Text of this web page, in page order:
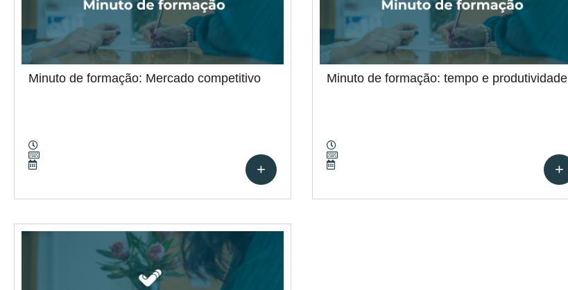
Minuto de formação: Mercado competitivo
+
Minuto de formação: tempo e produtividade
+